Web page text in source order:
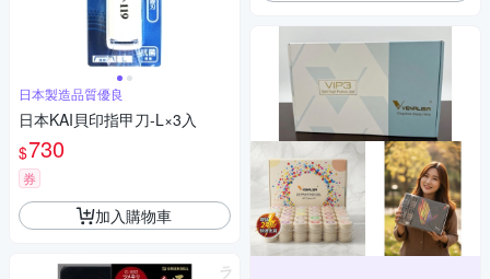
日本製造品質優良
日本KAI貝印指甲刀-L×3入
$730
券
加入購物車